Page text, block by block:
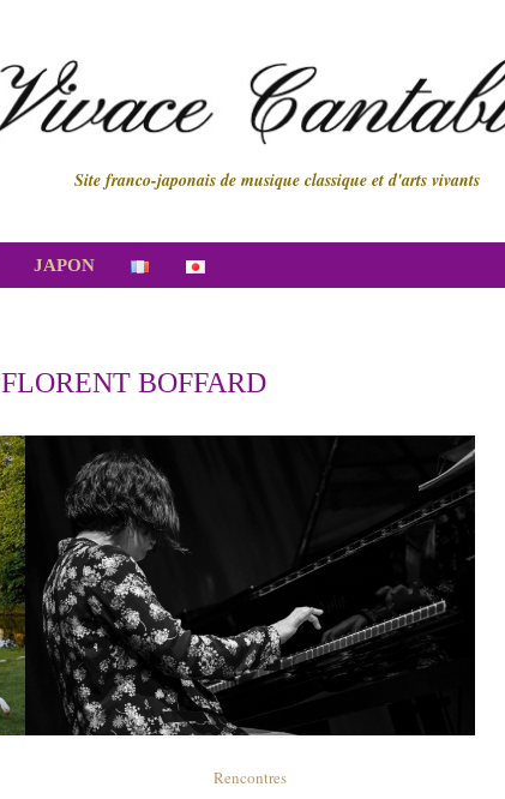
Site franco-japonais de musique classique et d'arts vivants
JAPON
FLORENT BOFFARD
Rencontres